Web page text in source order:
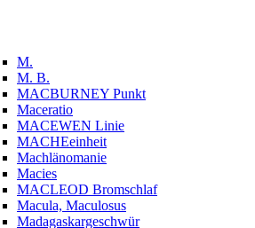
M.
M. B.
MACBURNEY Punkt
Maceratio
MACEWEN Linie
MACHEeinheit
Machlänomanie
Macies
MACLEOD Bromschlaf
Macula, Maculosus
Madagaskargeschwür